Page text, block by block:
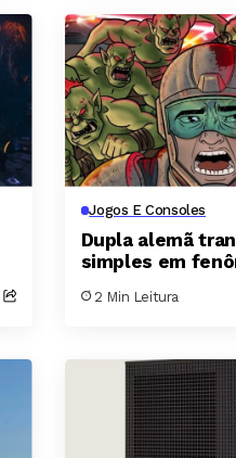
Jogos E Consoles
Dupla alemã
simples em
um milhão de
2 Min Leitura